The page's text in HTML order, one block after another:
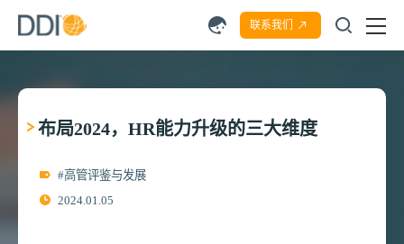
联系我们
布局2024，HR能力升级的三大维度
#高管评鉴与发展
2024.01.05